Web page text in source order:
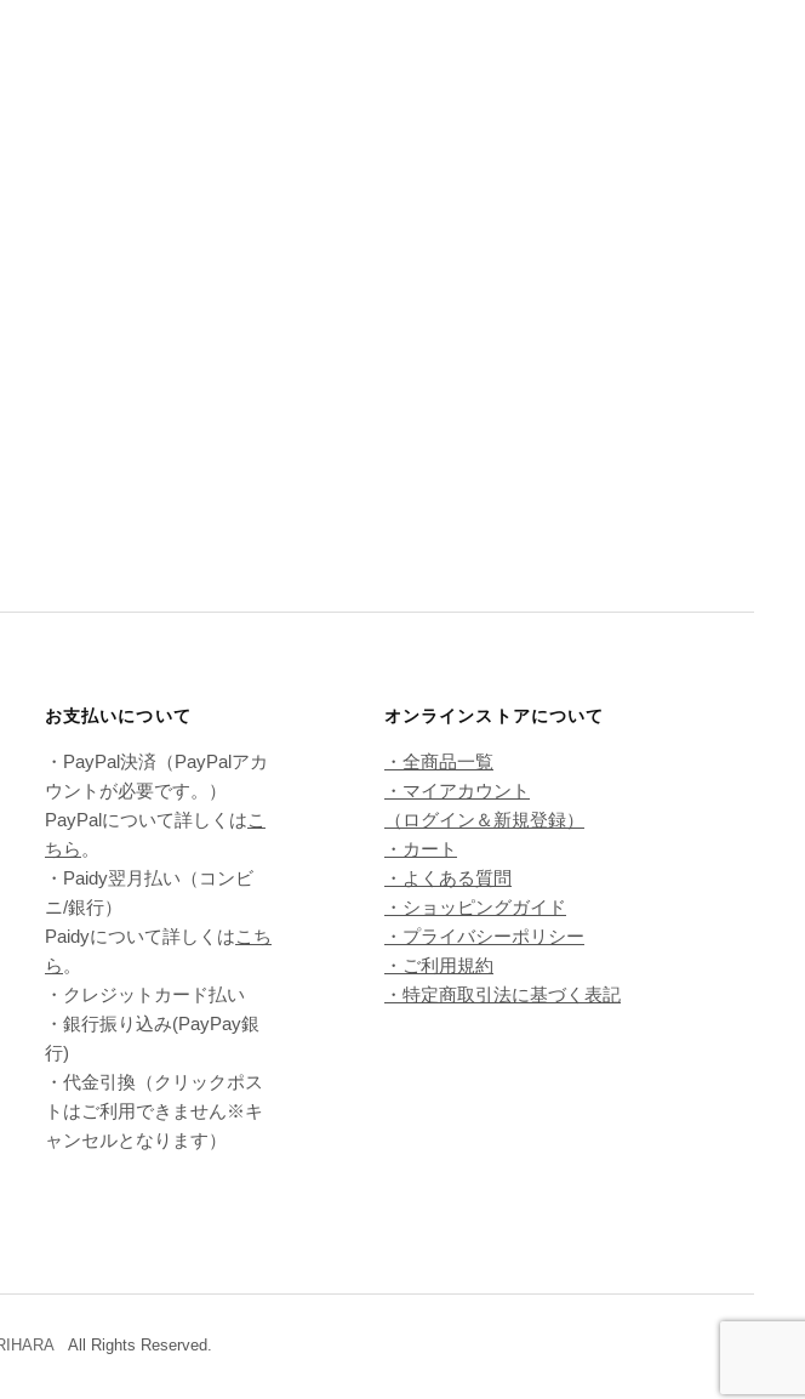
お支払いについて
・PayPal決済（PayPalアカ
ウントが必要です。）
PayPalについて詳しくはこ
ちら 。
・Paidy翌⽉払い（コンビ
ニ/銀⾏）
Paidyについて詳しくはこち
ら 。
・クレジットカード払い
・銀行振り込み(PayPay銀
行)
・代金引換（クリックポス
トはご利用できません※キ
ャンセルとなります）
オンラインストアについて
・全商品一覧
・マイアカウント
（ログイン＆新規登録）
・カート
・よくある質問
・ショッピングガイド
・プライバシーポリシー
・ご利用規約
・特定商取引法に基づく表記
All Rights Reserved.